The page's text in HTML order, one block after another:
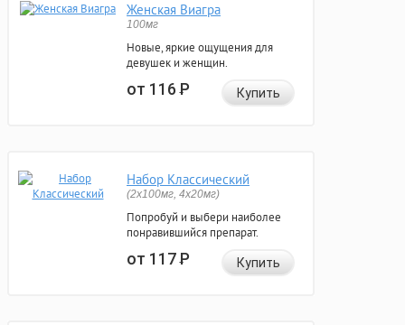
Женская Виагра
100мг
Новые, яркие ощущения для
девушек и женщин.
от 116Р Купить
Набор Классический
(2x100мг, 4x20мг)
Попробуй и выбери наиболее
понравившийся препарат.
от 117Р Купить